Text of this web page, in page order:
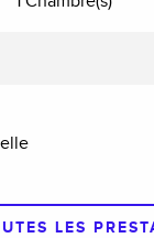
LES